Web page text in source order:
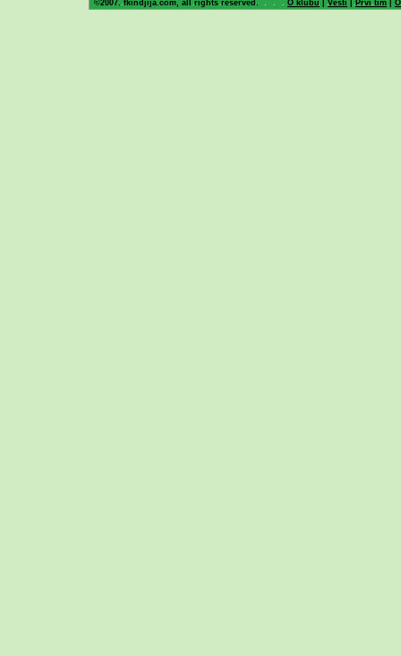
©2007. fkindjija.com, all rights reserved. O klubu |Vesti | Prvi tim |